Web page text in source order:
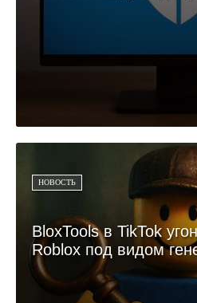
НОВОСТЬ
BloxTools в TikTok
Roblox под видом